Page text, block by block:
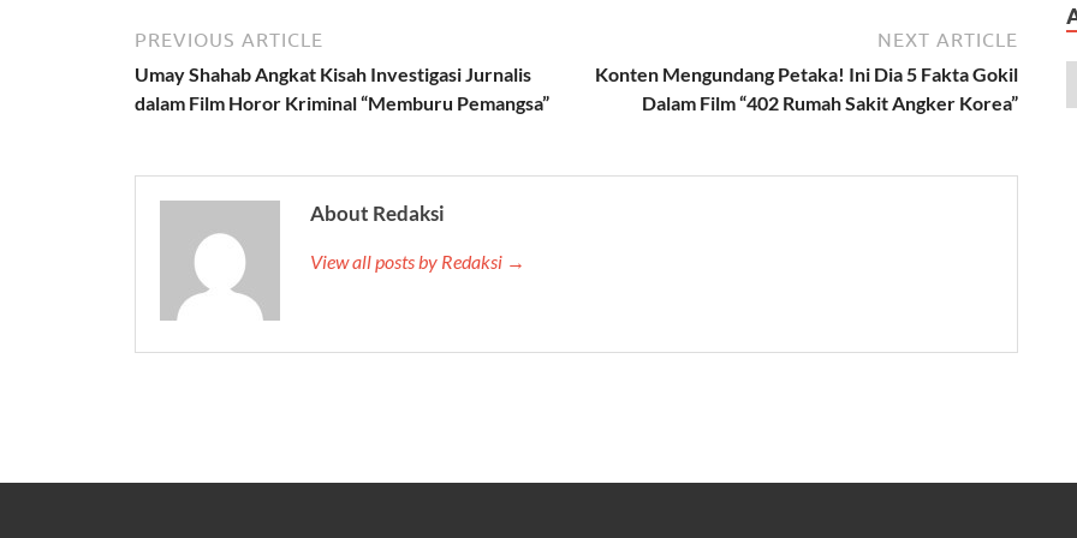
PREVIOUS ARTICLE
Umay Shahab Angkat Kisah Investigasi Jurnalis
dalam Film Horor Kriminal “Memburu Pemangsa”
NEXT ARTICLE
Konten Mengundang Petaka! Ini Dia 5 Fakta Gokil
Dalam Film “402 Rumah Sakit Angker Korea”
About Redaksi
View all posts by Redaksi →